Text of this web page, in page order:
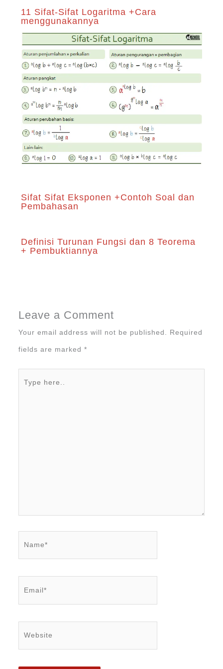
11 Sifat-Sifat Logaritma +Cara
menggunakannya
Sifat Sifat Eksponen +Contoh Soal dan
Pembahasan
Definisi Turunan Fungsi dan 8 Teorema
+ Pembuktiannya
Leave a Comment
Your email address will not be published. Required
fields are marked *